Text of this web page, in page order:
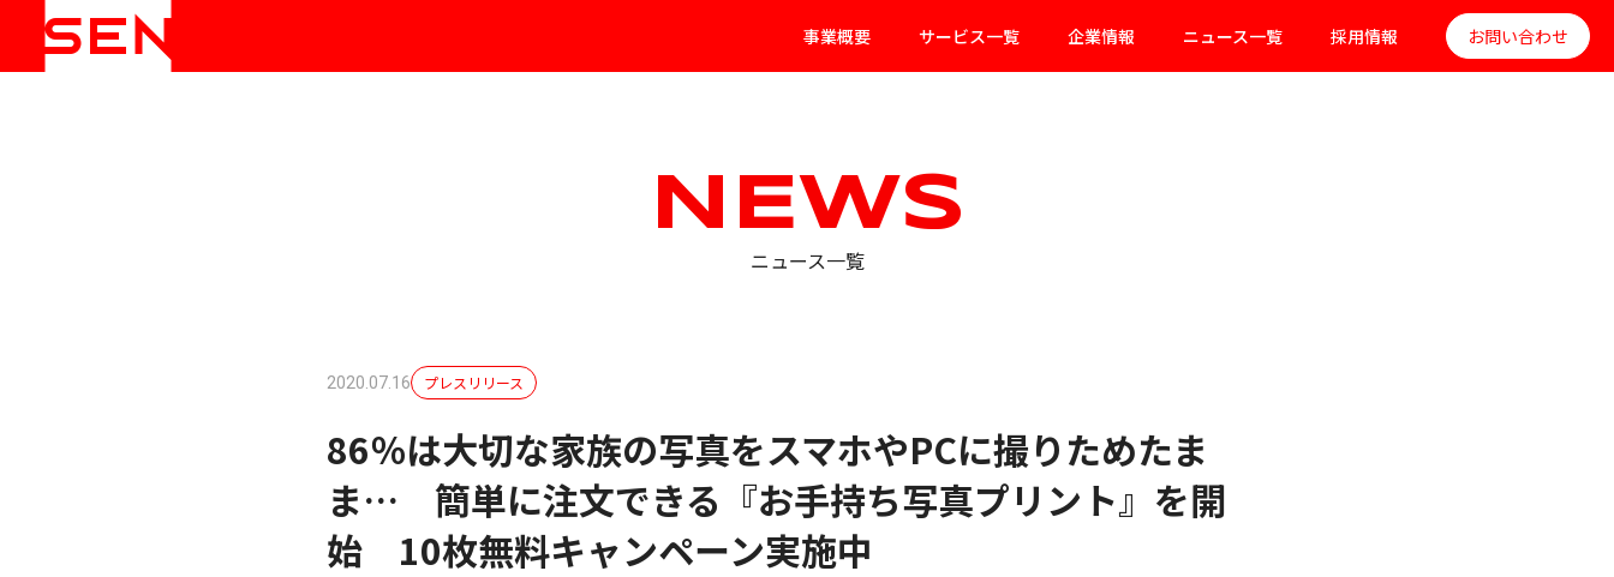
事業概要 サービス一覧 企業情報 ニュース一覧 採用情報 お問い合わせ
NEWS
ニュース一覧
2020.07.16 プレスリリース
86％は大切な家族の写真をスマホやPCに撮りためたま
ま… 簡単に注文できる『お手持ち写真プリント』を開
始 10枚無料キャンペーン実施中